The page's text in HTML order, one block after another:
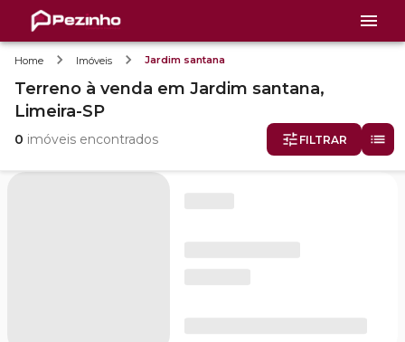
Home Imóveis Jardim santana
Terreno à venda em Jardim santana,
Limeira-SP
0 imóveis encontrados FILTRAR